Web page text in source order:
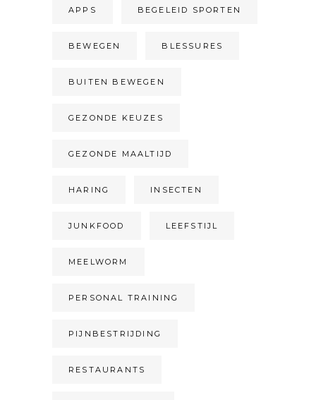
APPS BEGELEID SPORTEN
BEWEGEN BLESSURES
BUITEN BEWEGEN
GEZONDE KEUZES
GEZONDE MAALTIJD
HARING INSECTEN
JUNKFOOD LEEFSTIJL
MEELWORM
PERSONAL TRAINING
PIJNBESTRIJDING
RESTAURANTS